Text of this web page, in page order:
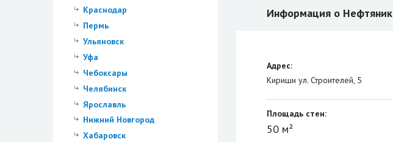
Краснодар
Пермь
Ульяновск
Уфа
Чебоксары
Челябинск
Ярославль
Нижний Новгород
Хабаровск
Информация о Нефтяник
Адрес:
Кириши ул. Строителей, 5
Площадь стен:
50 м²